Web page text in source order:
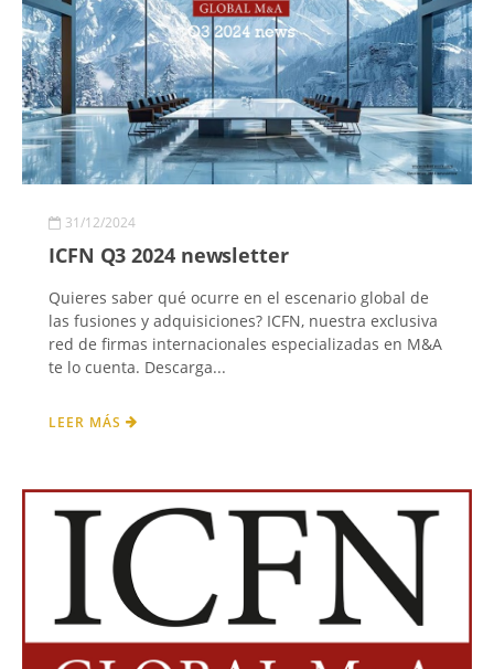
31/12/2024
ICFN Q3 2024 newsletter
Quieres saber qué ocurre en el escenario global de
las fusiones y adquisiciones? ICFN, nuestra exclusiva
red de firmas internacionales especializadas en M&A
te lo cuenta. Descarga...
LEER MÁS